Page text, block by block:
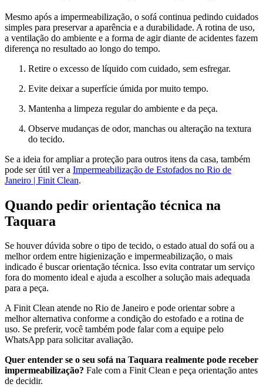
Mesmo após a impermeabilização, o sofá continua pedindo cuidados
simples para preservar a aparência e a durabilidade. A rotina de uso,
a ventilação do ambiente e a forma de agir diante de acidentes fazem
diferença no resultado ao longo do tempo.
Retire o excesso de líquido com cuidado, sem esfregar.
Evite deixar a superfície úmida por muito tempo.
Mantenha a limpeza regular do ambiente e da peça.
Observe mudanças de odor, manchas ou alteração na textura
do tecido.
Se a ideia for ampliar a proteção para outros itens da casa, também
pode ser útil ver a Impermeabilização de Estofados no Rio de
Janeiro | Finit Clean.
Quando pedir orientação técnica na
Taquara
Se houver dúvida sobre o tipo de tecido, o estado atual do sofá ou a
melhor ordem entre higienização e impermeabilização, o mais
indicado é buscar orientação técnica. Isso evita contratar um serviço
fora do momento ideal e ajuda a escolher a solução mais adequada
para a peça.
A Finit Clean atende no Rio de Janeiro e pode orientar sobre a
melhor alternativa conforme a condição do estofado e a rotina de
uso. Se preferir, você também pode falar com a equipe pelo
WhatsApp para solicitar avaliação.
Quer entender se o seu sofá na Taquara realmente pode receber
impermeabilização? Fale com a Finit Clean e peça orientação antes
de decidir.